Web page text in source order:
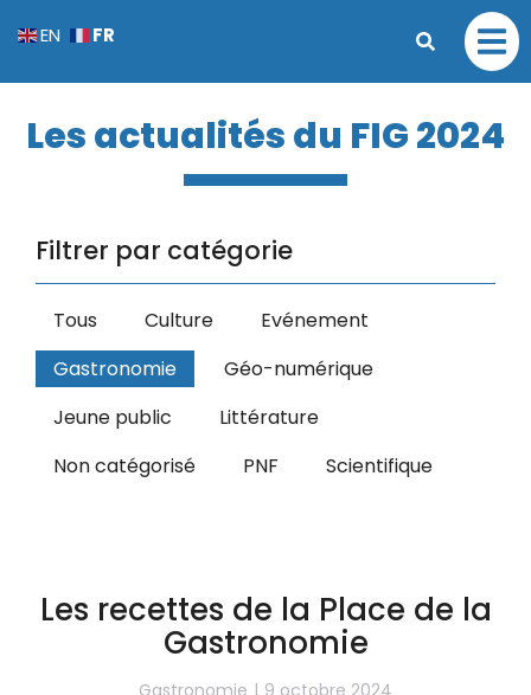
Les actualités du FIG 2024
Filtrer par catégorie
Tous Culture
Evénement
Gastronomie
Géo-numérique
Jeune public
Littérature
Non catégorisé
PNF Scientifique
Les recettes de la Place de la
Gastronomie
Gastronomie 9 octobre 2024
EN FR